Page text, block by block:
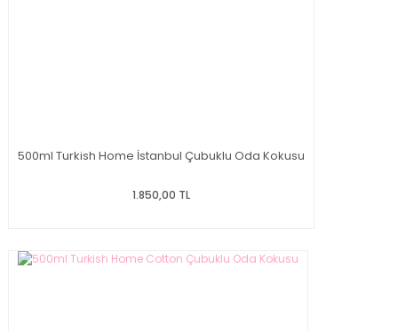
500ml Turkish Home İstanbul Çubuklu Oda Kokusu
1.850,00 TL